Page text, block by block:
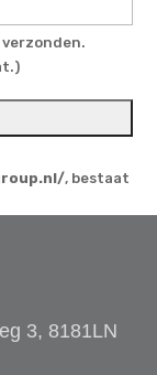
, bestaat
3, 8181LN